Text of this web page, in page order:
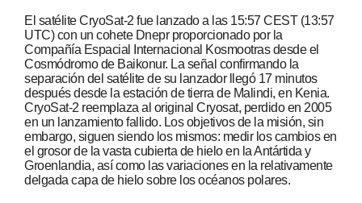
El satélite CryoSat-2 fue lanzado a las 15:57 CEST (13:57
UTC) con un cohete Dnepr proporcionado por la
Compañía Espacial Internacional Kosmootras desde el
Cosmódromo de Baikonur. La señal confirmando la
separación del satélite de su lanzador llegó 17 minutos
después desde la estación de tierra de Malindi, en Kenia.
CryoSat-2 reemplaza al original Cryosat, perdido en 2005
en un lanzamiento fallido. Los objetivos de la misión, sin
embargo, siguen siendo los mismos: medir los cambios en
el grosor de la vasta cubierta de hielo en la Antártida y
Groenlandia, así como las variaciones en la relativamente
delgada capa de hielo sobre los océanos polares.